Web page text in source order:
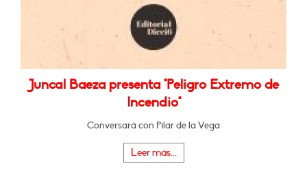
Juncal Baeza presenta "Peligro Extremo de
Incendio"
Conversará con Pilar de la Vega
Leer más...